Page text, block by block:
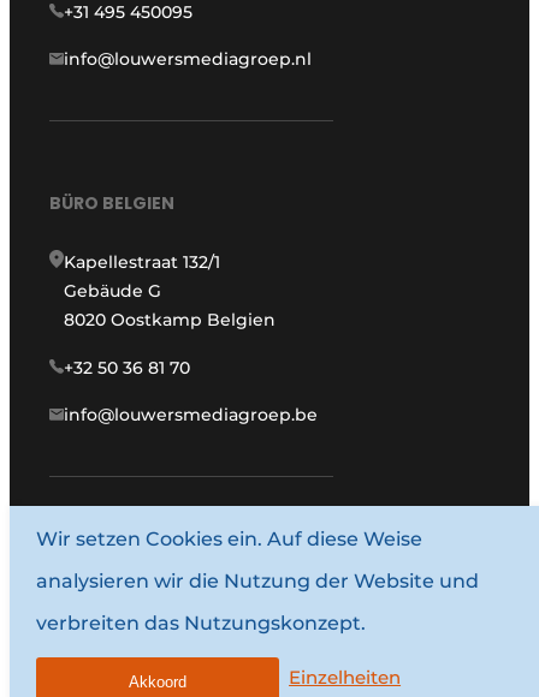
+31 495 450095
info@louwersmediagroep.nl
BÜRO BELGIEN
Kapellestraat 132/1
Gebäude G
8020 Oostkamp Belgien
+32 50 36 81 70
info@louwersmediagroep.be
www.louwersmediagroep.com
© 1987–2026 Louwersmediagroep.
Allgemeine Bedingungen und Konditionen
Wir setzen Cookies ein. Auf diese Weise
analysieren wir die Nutzung der Website und
verbreiten das Nutzungskonzept.
Einzelheiten
Akkoord